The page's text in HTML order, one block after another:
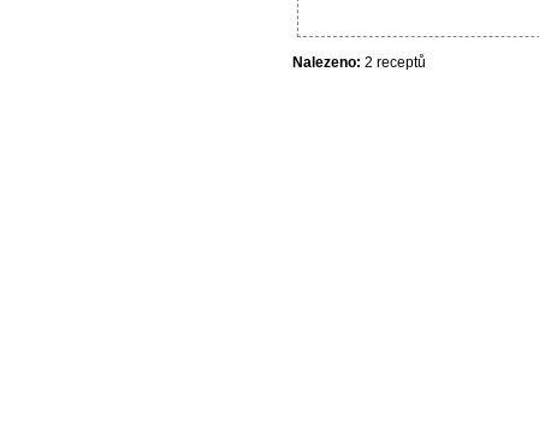
Nalezeno: 2 receptů